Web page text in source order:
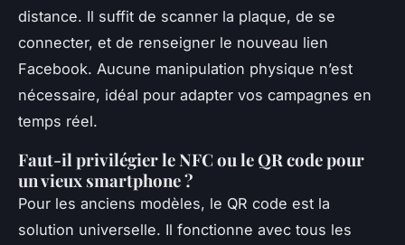
distance. Il suffit de scanner la plaque, de se
connecter, et de renseigner le nouveau lien
Facebook. Aucune manipulation physique n’est
nécessaire, idéal pour adapter vos campagnes en
temps réel.
Faut-il privilégier le NFC ou le QR code pour
un vieux smartphone ?
Pour les anciens modèles, le QR code est la
solution universelle. Il fonctionne avec tous les